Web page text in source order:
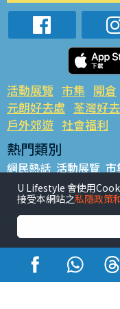
活動展覽 市集 開倉
元朗好去處 荃灣好
戶外郊遊 社會福利
熱門類別
網民熱話 活動展覽 市
銅鑼灣好去處 元朗好
餐廳情報 戶外郊遊
熱門標籤
#UGO搵好去處 #人氣
#親子玩樂好去處
#UJetso禮物放送
U Lifestyle 會使用
接受本網站之私隱政策